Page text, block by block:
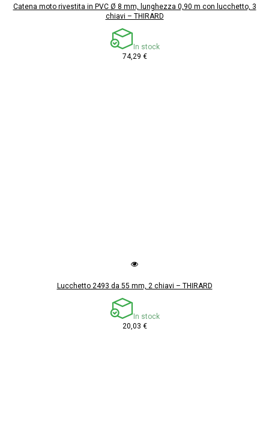
Catena moto rivestita in PVC Ø 8 mm, lunghezza 0,90 m con lucchetto, 3
chiavi – THIRARD
In stock
74,29 €
Lucchetto 2493 da 55 mm, 2 chiavi – THIRARD
In stock
20,03 €